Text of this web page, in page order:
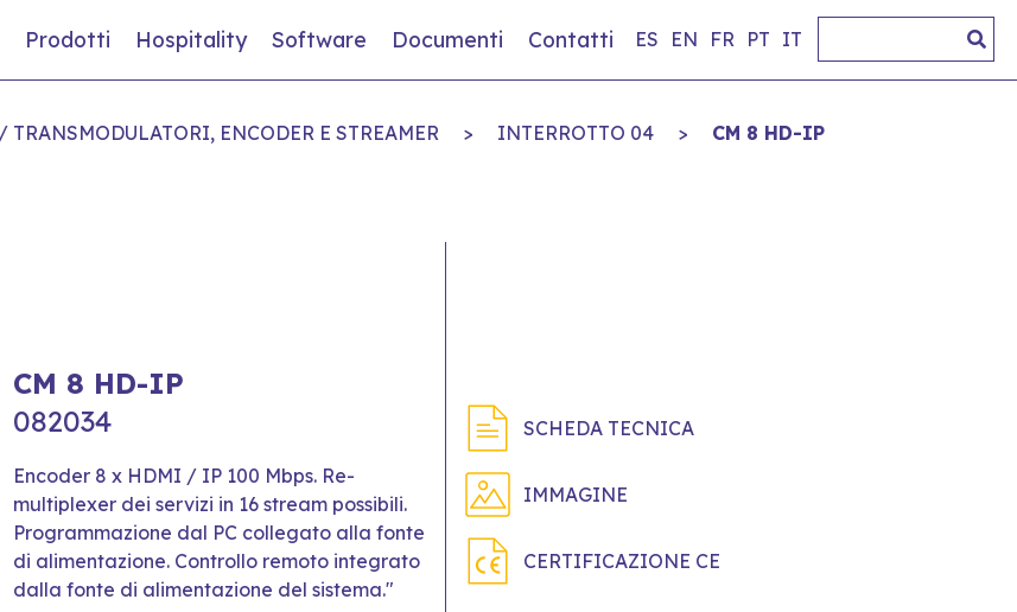
Prodotti Hospitality Software Documenti Contatti ES EN FR PT IT
ENCODER E STREAMER > INTERROTTO 04 > CM 8 HD-IP
CM 8 HD-IP
082034
Encoder 8 x HDMI / IP 100 Mbps. Re-
multiplexer dei servizi in 16 stream possibili.
Programmazione dal PC collegato alla fonte
di alimentazione. Controllo remoto integrato
dalla fonte di alimentazione del sistema."
SCHEDA TECNICA
IMMAGINE
CERTIFICAZIONE CE